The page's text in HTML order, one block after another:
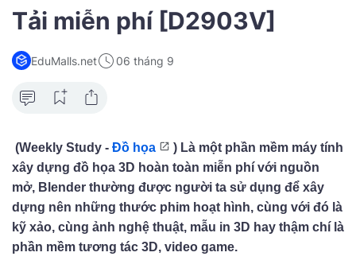
Tải miễn phí [D2903V]
EduMalls.net 06 tháng 9
(Weekly Study - Đồ họa
) Là một phần mềm máy tính
xây dựng đồ họa 3D hoàn toàn miễn phí với nguồn
mở, Blender thường được người ta sử dụng để xây
dựng nên những thước phim hoạt hình, cùng với đó là
kỹ xảo, cùng ảnh nghệ thuật, mẫu in 3D hay thậm chí là
phần mềm tương tác 3D, video game.